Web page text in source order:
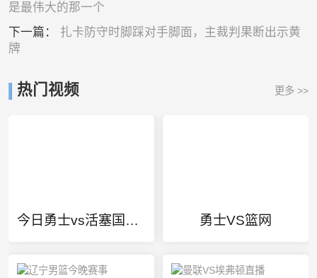
是最伟大的那一个
下一篇： 扎卡防守时脚踩对手脚面，主裁判果断出示黄
牌
热门视频 更多 >>
今日勇士vs活塞国语回放 勇士VS篮网